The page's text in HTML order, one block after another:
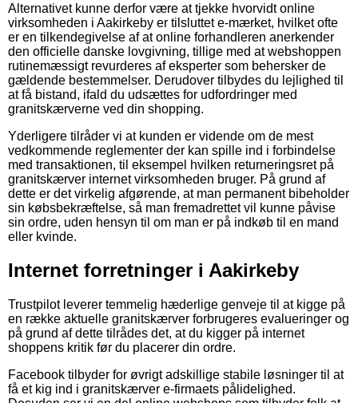
Alternativet kunne derfor være at tjekke hvorvidt online
virksomheden i Aakirkeby er tilsluttet e-mærket, hvilket ofte
er en tilkendegivelse af at online forhandleren anerkender
den officielle danske lovgivning, tillige med at webshoppen
rutinemæssigt revurderes af eksperter som behersker de
gældende bestemmelser. Derudover tilbydes du lejlighed til
at få bistand, ifald du udsættes for udfordringer med
granitskærverne ved din shopping.
Yderligere tilråder vi at kunden er vidende om de mest
vedkommende reglementer der kan spille ind i forbindelse
med transaktionen, til eksempel hvilken returneringsret på
granitskærver internet virksomheden bruger. På grund af
dette er det virkelig afgørende, at man permanent bibeholder
sin købsbekræftelse, så man fremadrettet vil kunne påvise
sin ordre, uden hensyn til om man er på indkøb til en mand
eller kvinde.
Internet forretninger i Aakirkeby
Trustpilot leverer temmelig hæderlige genveje til at kigge på
en række aktuelle granitskærver forbrugeres evalueringer og
på grund af dette tilrådes det, at du kigger på internet
shoppens kritik før du placerer din ordre.
Facebook tilbyder for øvrigt adskillige stabile løsninger til at
få et kig ind i granitskærver e-firmaets pålidelighed.